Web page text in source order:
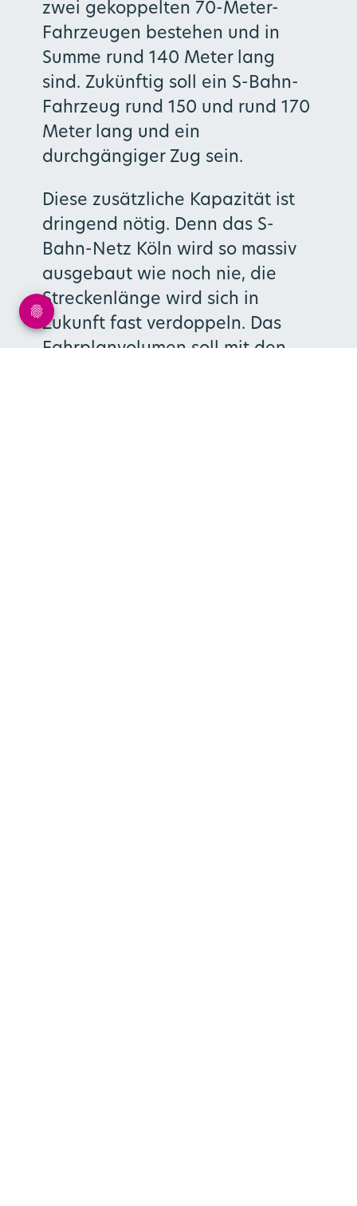
zwei gekoppelten 70-Meter-
Fahrzeugen bestehen und in
Summe rund 140 Meter lang
sind. Zukünftig soll ein S-Bahn-
Fahrzeug rund 150 und rund 170
Meter lang und ein
durchgängiger Zug sein.
Diese zusätzliche Kapazität ist
dringend nötig. Denn das S-
Bahn-Netz Köln wird so massiv
ausgebaut wie noch nie, die
Streckenlänge wird sich in
Zukunft fast verdoppeln. Das
Fahrplanvolumen soll mit den